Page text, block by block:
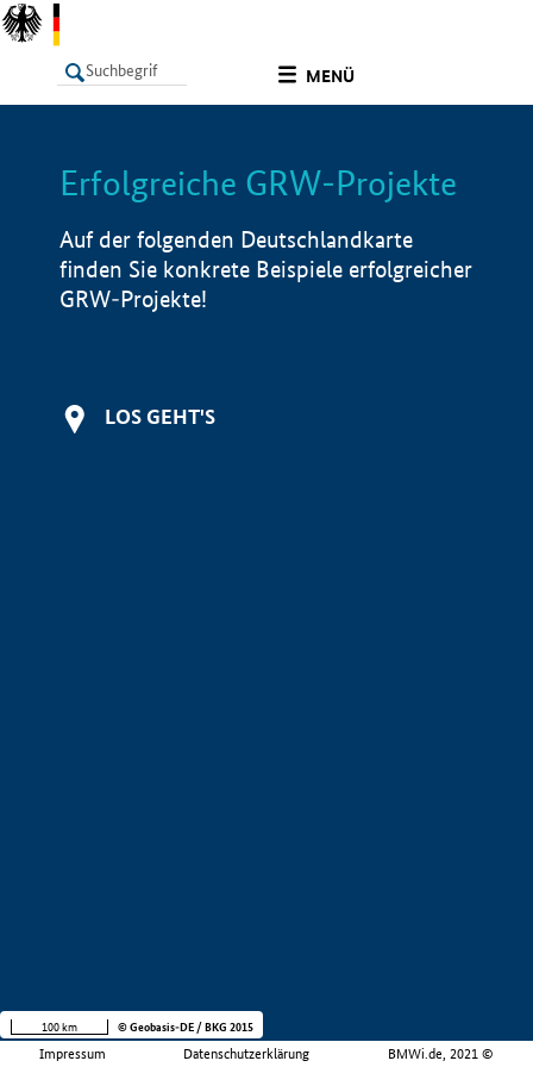
MENÜ
LISTE Info
Erfolgreiche GRW-Projekte
Auf der folgenden Deutschlandkarte
finden Sie konkrete Beispiele erfolgreicher
GRW-Projekte!
LOS GEHT'S
Impressum Datenschutzerklärung BMWi.de, 2021 ©
100 km © Geobasis-DE / BKG 2015